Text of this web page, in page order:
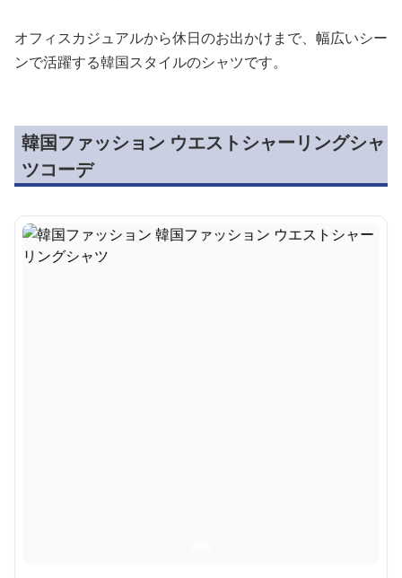
オフィスカジュアルから休日のお出かけまで、幅広いシー
ンで活躍する韓国スタイルのシャツです。
韓国ファッション ウエストシャーリングシャ
ツコーデ